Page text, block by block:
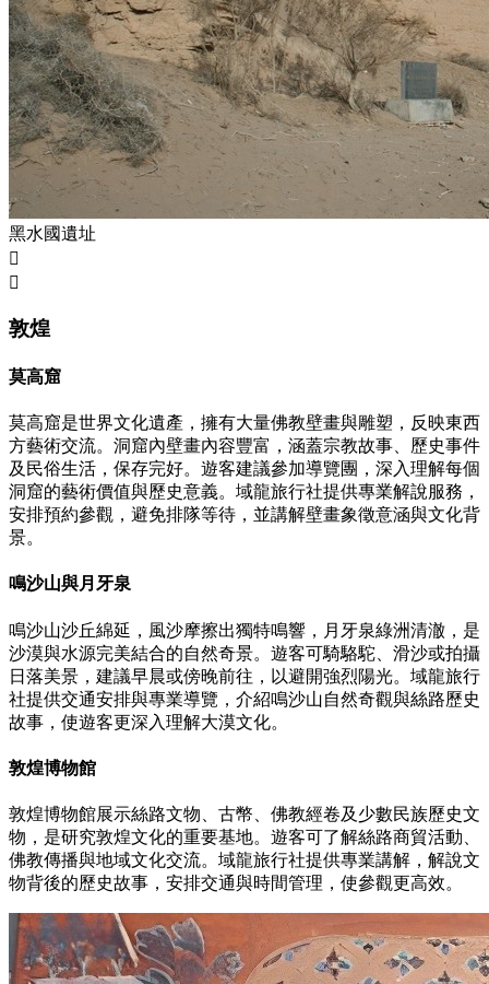
黑水國遺址


敦煌
莫高窟
莫高窟是世界文化遺產，擁有大量佛教壁畫與雕塑，反映東西
方藝術交流。洞窟內壁畫內容豐富，涵蓋宗教故事、歷史事件
及民俗生活，保存完好。遊客建議參加導覽團，深入理解每個
洞窟的藝術價值與歷史意義。域龍旅行社提供專業解說服務，
安排預約參觀，避免排隊等待，並講解壁畫象徵意涵與文化背
景。
鳴沙山與月牙泉
鳴沙山沙丘綿延，風沙摩擦出獨特鳴響，月牙泉綠洲清澈，是
沙漠與水源完美結合的自然奇景。遊客可騎駱駝、滑沙或拍攝
日落美景，建議早晨或傍晚前往，以避開強烈陽光。域龍旅行
社提供交通安排與專業導覽，介紹鳴沙山自然奇觀與絲路歷史
故事，使遊客更深入理解大漠文化。
敦煌博物館
敦煌博物館展示絲路文物、古幣、佛教經卷及少數民族歷史文
物，是研究敦煌文化的重要基地。遊客可了解絲路商貿活動、
佛教傳播與地域文化交流。域龍旅行社提供專業講解，解說文
物背後的歷史故事，安排交通與時間管理，使參觀更高效。